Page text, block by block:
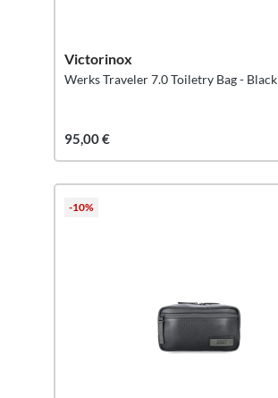
Victorinox
Werks Traveler 7.0 Toiletry Bag - Black
95,00 €
-10%